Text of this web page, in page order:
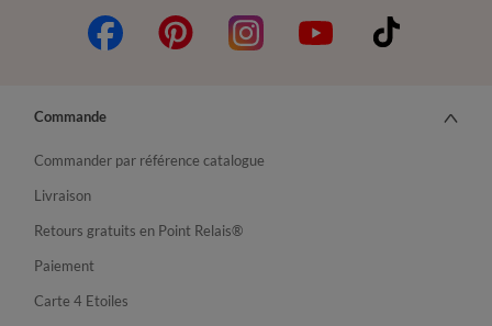
Commande
Commander par référence catalogue
Livraison
Retours gratuits en Point Relais®
Paiement
Carte 4 Etoiles